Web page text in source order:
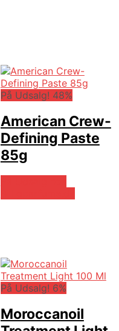
På Udsalg! 48%
American Crew-
Defining Paste
85g
På Udsalg! 6%
Moroccanoil